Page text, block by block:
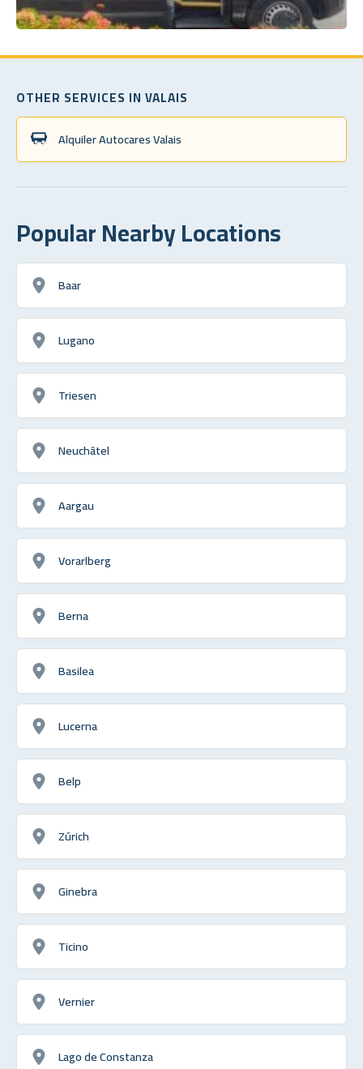
OTHER SERVICES IN VALAIS
Alquiler Autocares Valais
Popular Nearby Locations
Baar
Lugano
Triesen
Neuchâtel
Aargau
Vorarlberg
Berna
Basilea
Lucerna
Belp
Zúrich
Ginebra
Ticino
Vernier
Lago de Constanza